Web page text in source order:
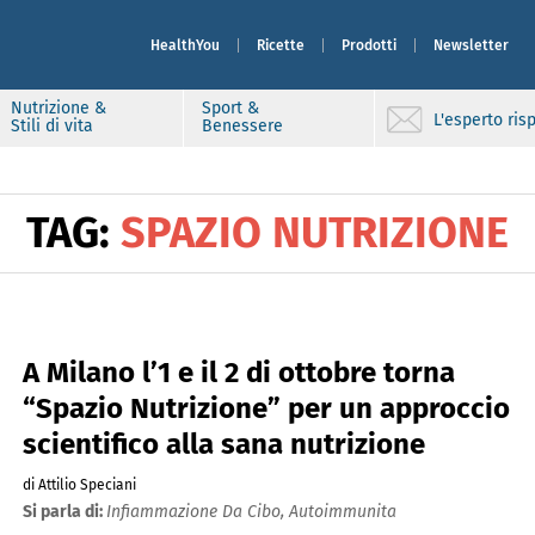
HealthYou Ricette Prodotti Newsletter
Nutrizione &
Stili di vita
Sport &
Benessere
L'esperto
TAG: SPAZIO NUTRIZIONE
A Milano l’1 e il 2 di ottobre torna
“Spazio Nutrizione” per un approccio
scientifico alla sana nutrizione
di Attilio Speciani
Si parla di: Infiammazione Da Cibo,Autoimmunita